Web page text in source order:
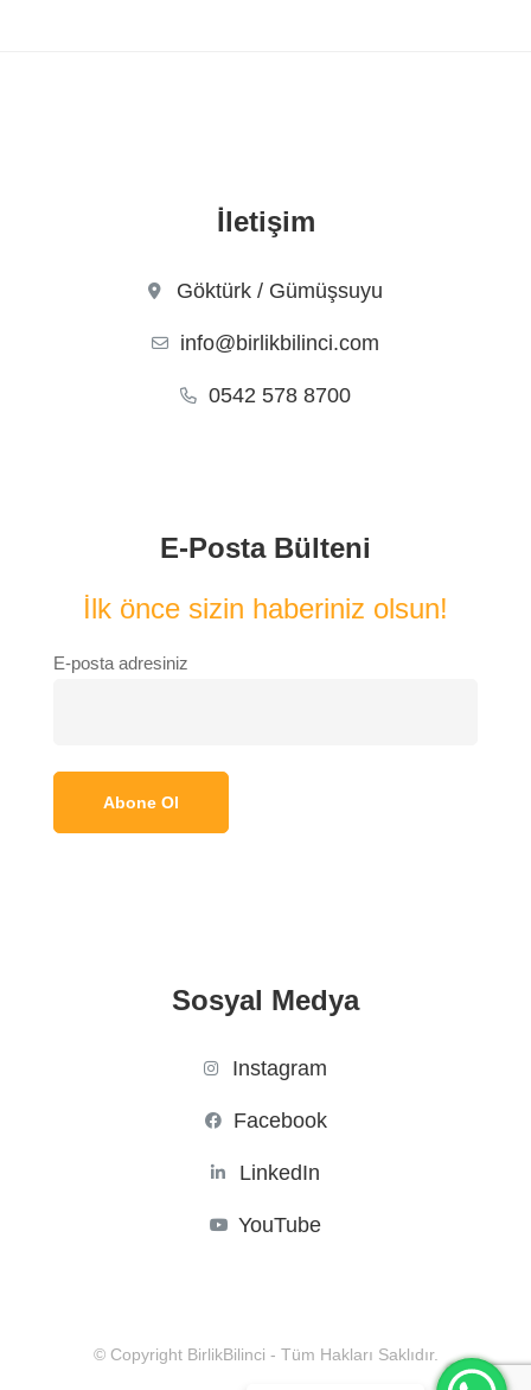
İletişim
Göktürk / Gümüşsuyu
info@birlikbilinci.com
0542 578 8700
E-Posta Bülteni
İlk önce sizin haberiniz olsun!
E-posta adresiniz
Sosyal Medya
Instagram
Facebook
LinkedIn
YouTube
© Copyright BirlikBilinci - Tüm Hakları Saklıdır.